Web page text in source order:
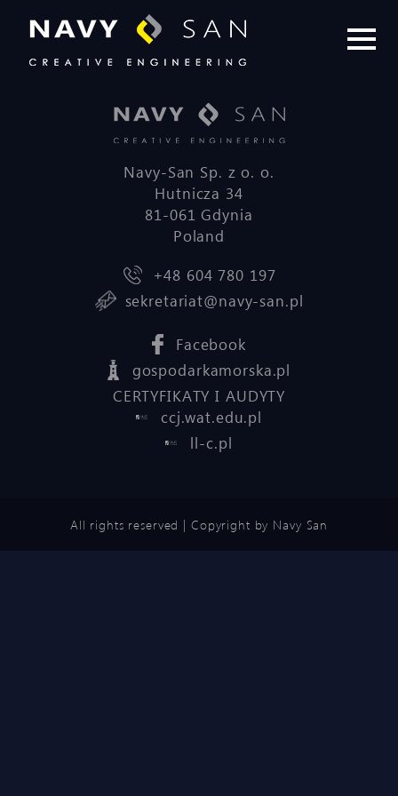
Navy-San Sp. z o. o.
Hutnicza 34
81-061 Gdynia
Poland
+48 604 780 197
sekretariat@navy-san.pl
Facebook
gospodarkamorska.pl
CERTYFIKATY I AUDYTY
ccj.wat.edu.pl
ll-c.pl
All rights reserved | Copyright by Navy San